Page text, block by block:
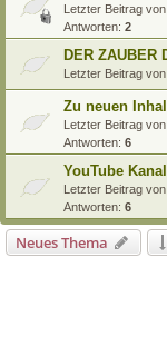
Letzter Beitrag von
Antworten: 2
DER ZAUBER
Letzter Beitrag von
Zu neuen
Letzter Beitrag von
Antworten: 6
YouTube
Letzter Beitrag von
Antworten: 6
Neues Thema